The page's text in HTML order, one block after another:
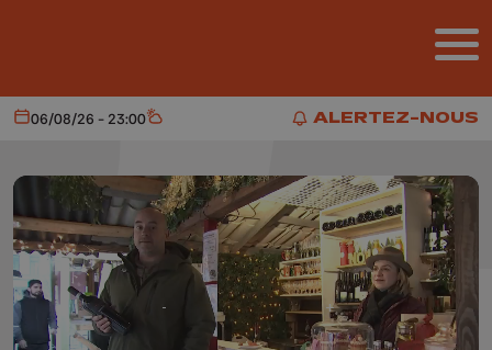
ALERTEZ-NOUS
ALERTEZ-NOUS
Aujourd'hui
06/08/26 - 23:00 Météo